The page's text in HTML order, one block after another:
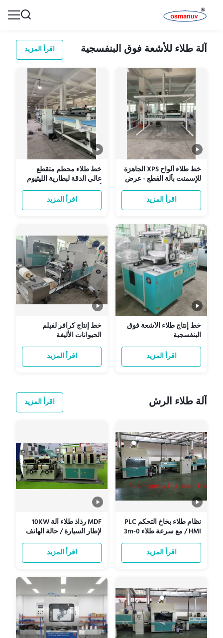
آلة طلاء للأشعة فوق البنفسجية اقرأ المزيد
خط طلاء ألواح XPS الجاهزة
للإسمنت بآلة القطع - عرض
قابل للتخصيص (600-2400
مم) لملاط البوليمر
والأسمنت
اقرأ المزيد
خط طلاء محطم متقطع
عالي الدقة لبطارية الليثيوم
أيونية دقة منطقة محطم
قابلة للتخصيص وتجفيف
متعدد المناطق
اقرأ المزيد
خط إنتاج طلاء الأشعة فوق
البنفسجية
اقرأ المزيد
خط إنتاج كرافر لفيلم
الحيوانات الأليفة
اقرأ المزيد
آلة طلاء الرش اقرأ المزيد
نظام طلاء بخاخ التحكم PLC
/ HMI مع سرعة طلاء 0-3m
/ Min
اقرأ المزيد
MDF رذاذ طلاء آلة 10KW
لإطار السيارة / حالة الهاتف
المحمول
اقرأ المزيد